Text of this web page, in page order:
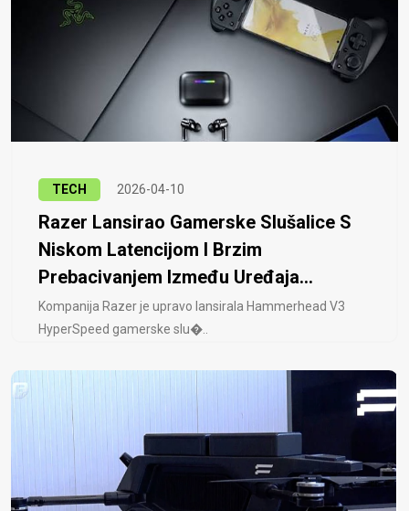
TECH 2026-04-10
Razer Lansirao Gamerske Slušalice S
Niskom Latencijom I Brzim
Prebacivanjem Između Uređaja...
Kompanija Razer je upravo lansirala Hammerhead V3
HyperSpeed ​​gamerske slu�..